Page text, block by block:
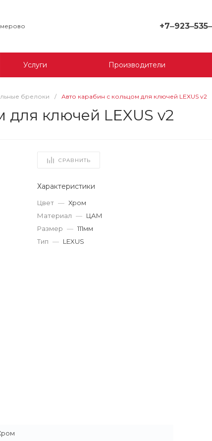
Двужильного, 9,
отдел
Вс: 9:00-17:00
Услуги Производители
брелоки / Авто карабин с кольцом для ключей LEXUS v2
ключей LEXUS v2
СРАВНИТЬ
Характеристики
Цвет — Хром
Материал — ЦАМ
Размер — 111мм
Тип — LEXUS